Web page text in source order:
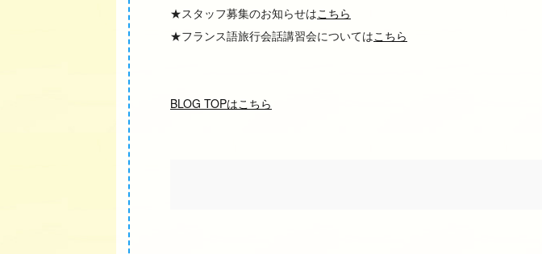
★スタッフ募集のお知らせはこちら
★フランス語旅行会話講習会についてはこちら
BLOG TOPはこちら